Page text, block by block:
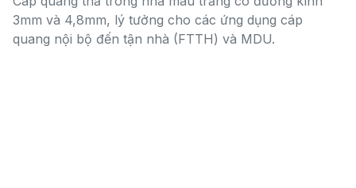
3mm và 4,8mm, lý tưởng cho các ứng dụng cáp
quang nội bộ đến tận nhà (FTTH) và MDU.